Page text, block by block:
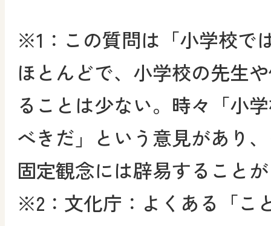
※1：この質問は「小学校で
ほとんどで、小学校の先生
ることは少ない。時々「小
べきだ」という意見があり
固定観念には辟易すること
※2：文化庁：よくある「こ